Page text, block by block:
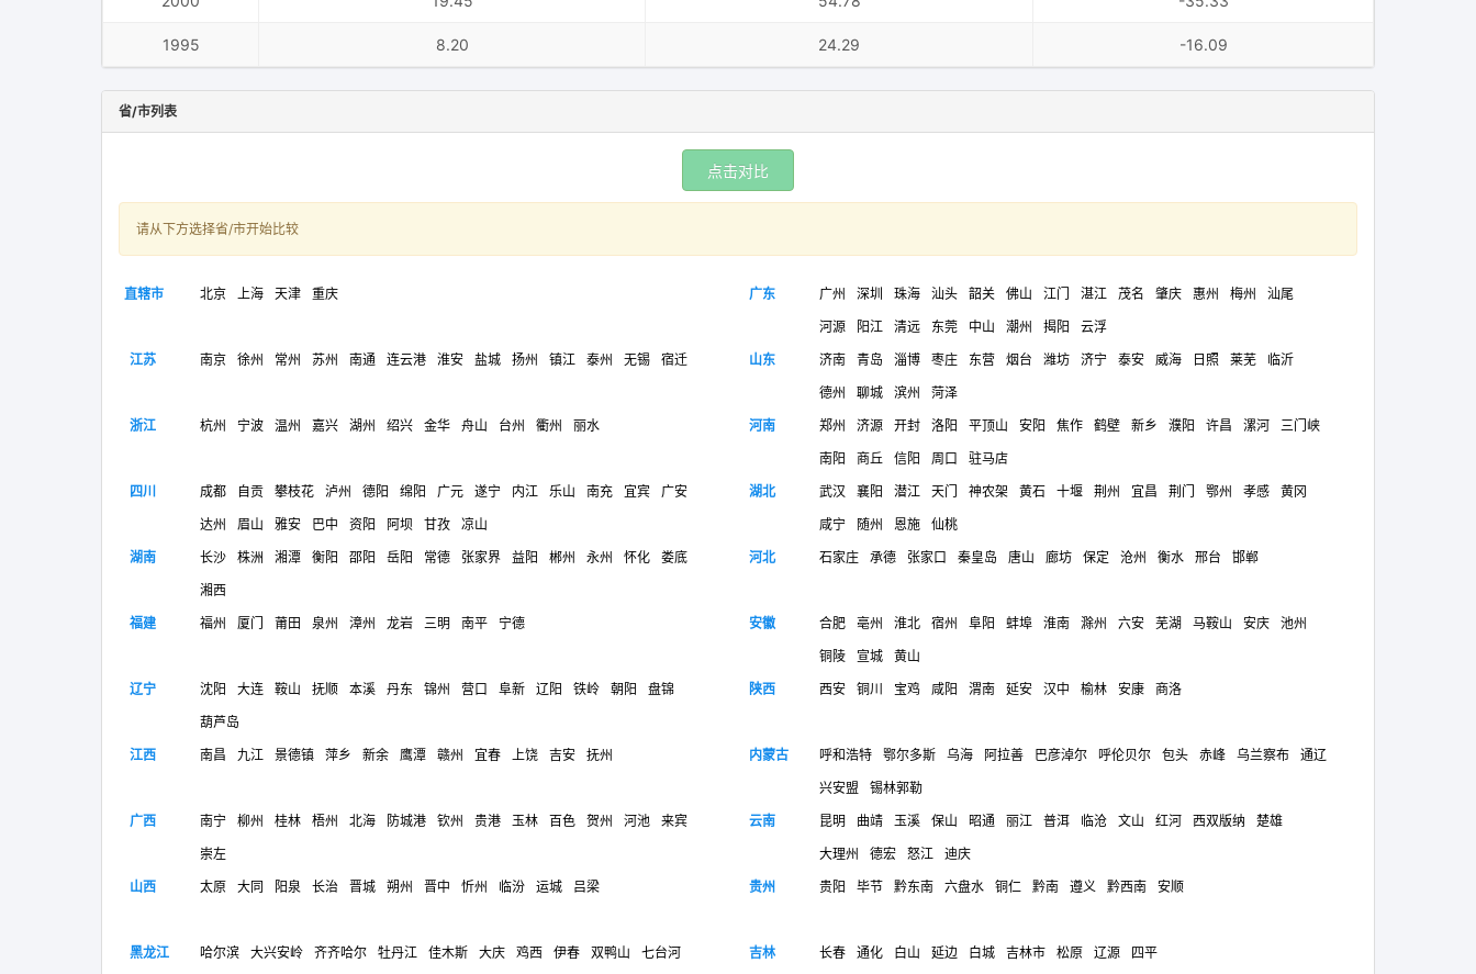
1995 8.20 24.29 -16.09
省/市列表
点击对比
请从下方选择省/市开始比较
直辖市 北京 上海 天津 重庆 广东 广州 深圳 珠海 汕头 韶关 佛山 江门 湛江 茂名 肇庆 惠州 梅州
汕尾
河源
阳江 清远 东莞 中山 潮州 揭阳
云浮
江苏
南京 徐州 常州 苏州 南通 连云港 淮安 盐城 扬州 镇江 泰州 无锡 宿迁 山东 济南 青岛 淄博 枣庄 东营 烟台 潍坊 济宁 泰安 威海 日照 莱芜
临沂
德州
聊城 滨州
菏泽
浙江
杭州 宁波 温州 嘉兴 湖州 绍兴 金华 舟山 台州 衢州 丽水 河南 郑州 济源 开封 洛阳 平顶山 安阳 焦作 鹤壁 新乡 濮阳 许昌 漯河
三门峡
南阳
商丘 信阳 周口
驻马店
四川
成都 自贡 攀枝花 泸州 德阳 绵阳 广元 遂宁 内江 乐山 南充 宜宾
广安
达州
眉山 雅安 巴中 资阳 阿坝 甘孜 凉山
湖北 武汉 襄阳 潜江 天门 神农架 黄石 十堰 荆州 宜昌 荆门 鄂州 孝感
黄冈
咸宁
随州 恩施
仙桃
湖南
长沙 株洲 湘潭 衡阳 邵阳 岳阳 常德 张家界 益阳 郴州 永州 怀化
娄底
湘西
河北 石家庄 承德 张家口 秦皇岛 唐山 廊坊 保定 沧州 衡水 邢台 邯郸
福建 福州 厦门 莆田 泉州 漳州 龙岩 三明 南平 宁德 安徽 合肥 亳州 淮北 宿州 阜阳 蚌埠 淮南 滁州 六安 芜湖 马鞍山 安庆
池州
铜陵
宣城
黄山
辽宁
沈阳 大连 鞍山 抚顺 本溪 丹东 锦州 营口 阜新 辽阳 铁岭 朝阳
盘锦
葫芦岛
陕西 西安 铜川 宝鸡 咸阳 渭南 延安 汉中 榆林 安康 商洛
江西 南昌 九江 景德镇 萍乡 新余 鹰潭 赣州 宜春 上饶 吉安 抚州 内蒙古 呼和浩特 鄂尔多斯 乌海 阿拉善 巴彦淖尔 呼伦贝尔 包头 赤峰 乌兰察布
通辽
兴安盟
锡林郭勒
广西
南宁 柳州 桂林 梧州 北海 防城港 钦州 贵港 玉林 百色 贺州 河池
来宾
崇左
云南 昆明 曲靖 玉溪 保山 昭通 丽江 普洱 临沧 文山 红河 西双版纳
楚雄
大理州
德宏 怒江
迪庆
山西
太原 大同 阳泉 长治 晋城 朔州 晋中 忻州 临汾 运城 吕梁 贵州 贵阳 毕节 黔东南 六盘水 铜仁 黔南 遵义 黔西南 安顺
黑龙江 哈尔滨 大兴安岭 齐齐哈尔 牡丹江 佳木斯 大庆 鸡西 伊春 双鸭山
七台河
吉林 长春 通化 白山 延边 白城 吉林市 松原 辽源 四平